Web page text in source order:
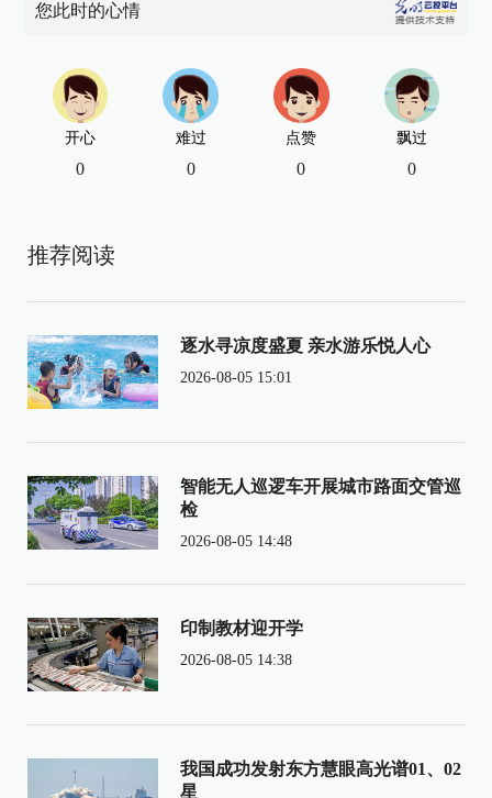
您此时的心情
开心
0
难过
0
点赞
0
飘过
0
推荐阅读
逐水寻凉度盛夏 亲水游乐悦人心
2026-08-05 15:01
智能无人巡逻车开展城市路面交管巡
检
2026-08-05 14:48
印制教材迎开学
2026-08-05 14:38
我国成功发射东方慧眼高光谱01、02
星